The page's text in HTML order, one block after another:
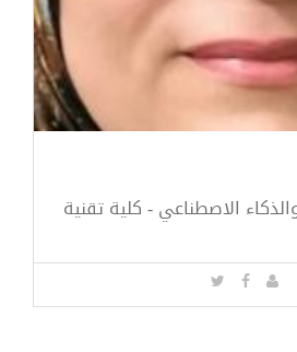
الاصطناعي - كلية تقنية